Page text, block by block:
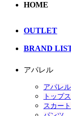
HOME
OUTLET
BRAND
アパレル
アパレ
トップス
スカート